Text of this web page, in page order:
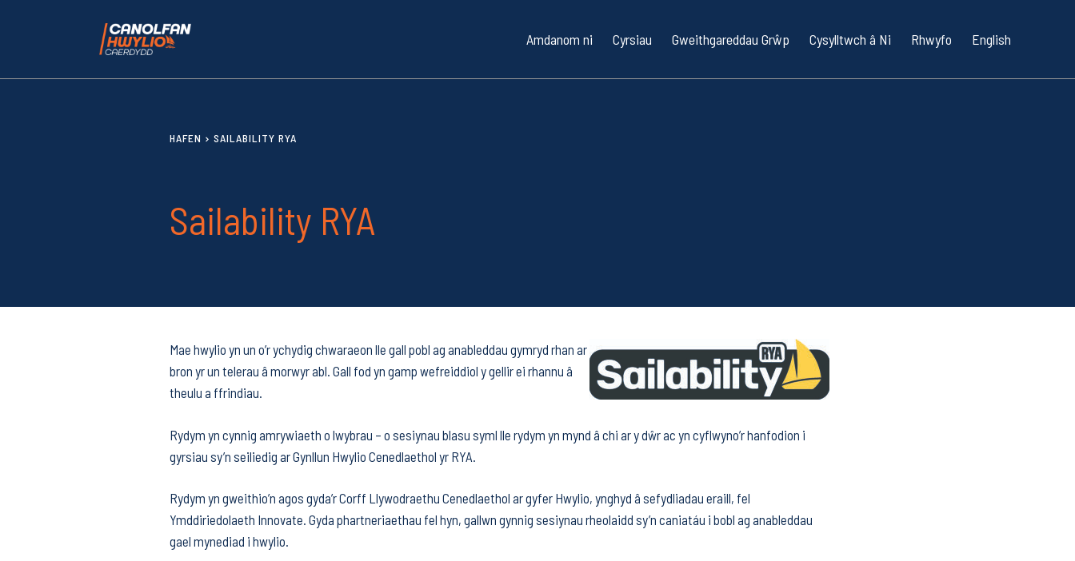
Amdanom ni Cyrsiau Gweithgareddau Grŵp Cysylltwch â Ni Rhwyfo English
HAFEN SAILABILITY RYA
Sailability RYA
Mae hwylio yn un o’r ychydig chwaraeon lle gall pobl ag anableddau gymryd rhan ar
bron yr un telerau â morwyr abl. Gall fod yn gamp wefreiddiol y gellir ei rhannu â
theulu a ffrindiau.
Rydym yn cynnig amrywiaeth o lwybrau – o sesiynau blasu syml lle rydym yn mynd â chi ar y dŵr ac yn cyflwyno’r hanfodion i
gyrsiau sy’n seiliedig ar Gynllun Hwylio Cenedlaethol yr RYA.
Rydym yn gweithio’n agos gyda’r Corff Llywodraethu Cenedlaethol ar gyfer Hwylio, ynghyd â sefydliadau eraill, fel
Ymddiriedolaeth Innovate. Gyda phartneriaethau fel hyn, gallwn gynnig sesiynau rheolaidd sy’n caniatáu i bobl ag anableddau
gael mynediad i hwylio.